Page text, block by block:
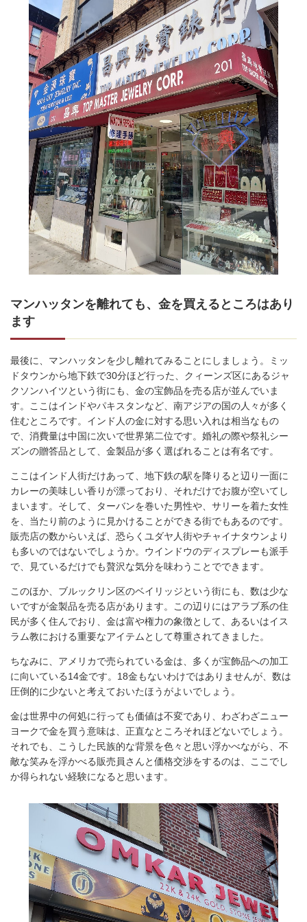
マンハッタンを離れても、金を買えるところはあり
ます
最後に、マンハッタンを少し離れてみることにしましょう。ミッ
ドタウンから地下鉄で30分ほど行った、クィーンズ区にあるジャ
クソンハイツという街にも、金の宝飾品を売る店が並んでいま
す。ここはインドやパキスタンなど、南アジアの国の人々が多く
住むところです。インド人の金に対する思い入れは相当なもの
で、消費量は中国に次いで世界第二位です。婚礼の際や祭礼シー
ズンの贈答品として、金製品が多く選ばれることは有名です。
ここはインド人街だけあって、地下鉄の駅を降りると辺り一面に
カレーの美味しい香りが漂っており、それだけでお腹が空いてし
まいます。そして、ターバンを巻いた男性や、サリーを着た女性
を、当たり前のように見かけることができる街でもあるのです。
販売店の数からいえば、恐らくユダヤ人街やチャイナタウンより
も多いのではないでしょうか。ウインドウのディスプレーも派手
で、見ているだけでも贅沢な気分を味わうことでできます。
このほか、ブルックリン区のベイリッジという街にも、数は少な
いですが金製品を売る店があります。この辺りにはアラブ系の住
民が多く住んでおり、金は富や権力の象徴として、あるいはイス
ラム教における重要なアイテムとして尊重されてきました。
ちなみに、アメリカで売られている金は、多くが宝飾品への加工
に向いている14金です。18金もないわけではありませんが、数は
圧倒的に少ないと考えておいたほうがよいでしょう。
金は世界中の何処に行っても価値は不変であり、わざわざニュー
ヨークで金を買う意味は、正直なところそれほどないでしょう。
それでも、こうした民族的な背景を色々と思い浮かべながら、不
敵な笑みを浮かべる販売員さんと価格交渉をするのは、ここでし
か得られない経験になると思います。